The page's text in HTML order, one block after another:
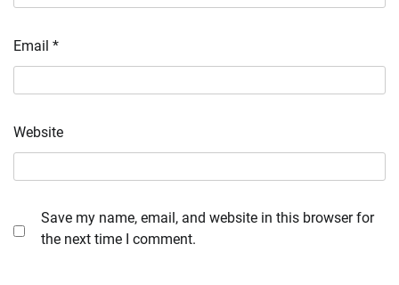
Email *
Website
Save my name, email, and website in this browser for
the next time I comment.